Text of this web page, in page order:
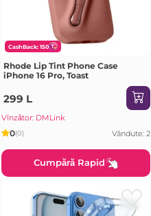
CashBack: 150
Rhode Lip Tint Phone Case
iPhone 16 Pro, Toast
299 L
Vînzător: DMLink
0(0) Vândute: 2
Cumpără Rapid